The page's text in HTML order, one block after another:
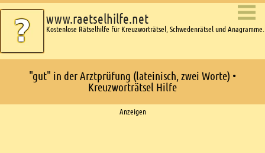
www.raetselhilfe.net
Kostenlose Rätselhilfe für Kreuzworträtsel, Schwedenrätsel und Anagramme.
"gut" in der Arztprüfung (lateinisch, zwei Worte) •
Kreuzworträtsel Hilfe
Anzeigen